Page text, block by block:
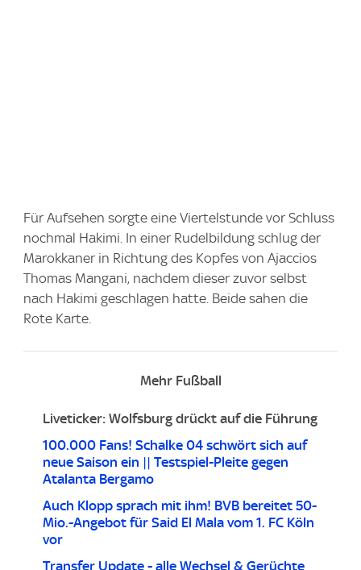
Für Aufsehen sorgte eine Viertelstunde vor Schluss
nochmal Hakimi. In einer Rudelbildung schlug der
Marokkaner in Richtung des Kopfes von Ajaccios
Thomas Mangani, nachdem dieser zuvor selbst
nach Hakimi geschlagen hatte. Beide sahen die
Rote Karte.
Mehr Fußball
Liveticker: Wolfsburg drückt auf die Führung
100.000 Fans! Schalke 04 schwört sich auf
neue Saison ein || Testspiel-Pleite gegen
Atalanta Bergamo
Auch Klopp sprach mit ihm! BVB bereitet 50-
Mio.-Angebot für Said El Mala vom 1. FC Köln
vor
Transfer Update - alle Wechsel & Gerüchte